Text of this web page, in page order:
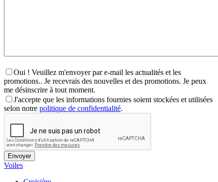
Oui ! Veuillez m'envoyer par e-mail les actualités et les
promotions.. Je recevrais des nouvelles et des promotions. Je peux
me désinscrire à tout moment.
J'accepte que les informations fournies soient stockées et utilisées
selon notre politique de confidentialité.
Voiles